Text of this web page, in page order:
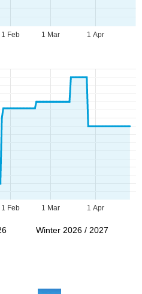
1 Feb 1 Mar 1 Apr
1 Feb 1 Mar 1 Apr
Winter 2026 / 2027